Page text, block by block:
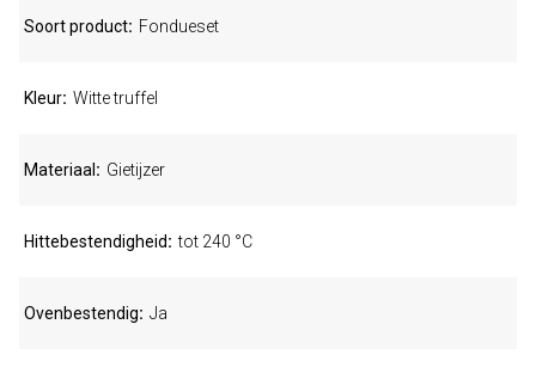
Soort product Fondueset
Kleur Witte truffel
Materiaal Gietijzer
Hittebestendigheid tot 240 °C
Ovenbestendig Ja